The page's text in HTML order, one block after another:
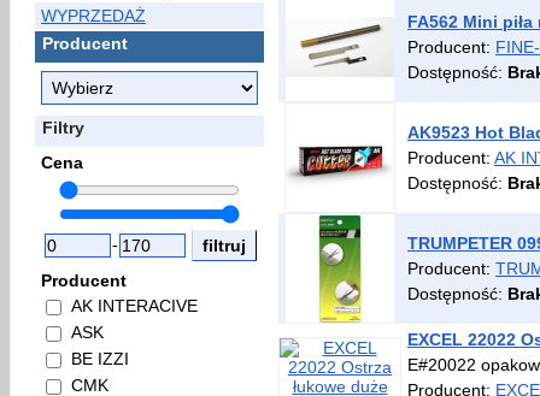
WYPRZEDAŻ
Producent
Filtry
Cena
-
Producent
AK INTERACIVE
ASK
BE IZZI
CMK
FA562 Mini
Producent:
Dostępność:
AK9523 Hot
Producent: AK
Dostępność:
TRUMPETER
Producent:
Dostępność:
EXCEL 22022
E#20022
Producent: